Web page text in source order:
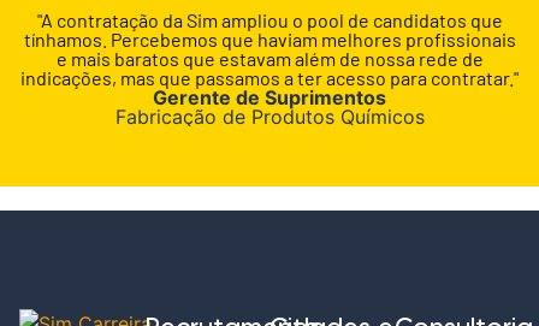
"A contratação da Sim ampliou o pool de candidatos que
tínhamos. Percebemos que haviam melhores profissionais
e mais baratos que estavam além de nossa rede de
indicações, mas que passamos a ter acesso para contratar."
Gerente de Suprimentos
Fabricação de Produtos Químicos